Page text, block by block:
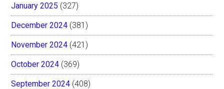
January 2025 (327)
December 2024 (381)
November 2024 (421)
October 2024 (369)
September 2024 (408)